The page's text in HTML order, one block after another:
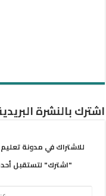
اشترك بالنشرة
للاشتراك في مدونة
"اشترك" لتستقبل